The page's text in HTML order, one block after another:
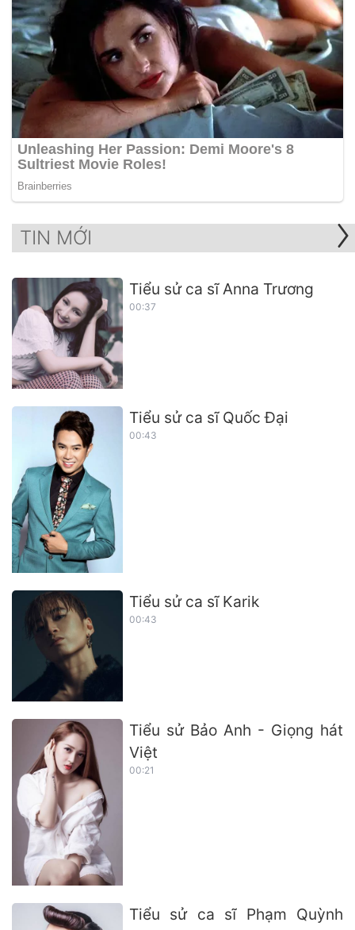
TIN MỚI
Tiểu sử ca sĩ Anna Trương
00:37
Tiểu sử ca sĩ Quốc Đại
00:43
Tiểu sử ca sĩ Karik
00:43
Tiểu sử Bảo Anh - Giọng hát
Việt
00:21
Tiểu sử ca sĩ Phạm Quỳnh